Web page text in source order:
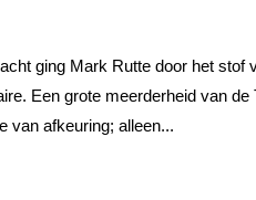
ging Mark Rutte door het stof
Een grote meerderheid van
van afkeuring; alleen...